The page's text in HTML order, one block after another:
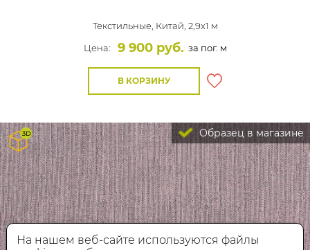
Текстильные, Китай, 2,9x1 м
Цена:
9 900 руб. за пог. м
В КОРЗИНУ
Образец в магазине
На нашем веб-сайте используются файлы